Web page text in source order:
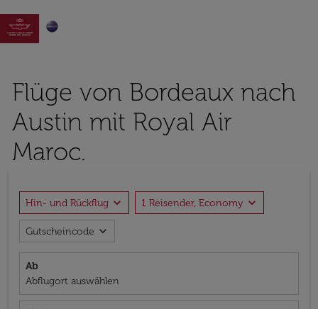

Flüge von Bordeaux nach
Austin mit Royal Air
Maroc.
Hin- und Rückflug expand_more 1 Reisender, Economy expand_more
Gutscheincode expand_more
Ab
Abflugort auswählen